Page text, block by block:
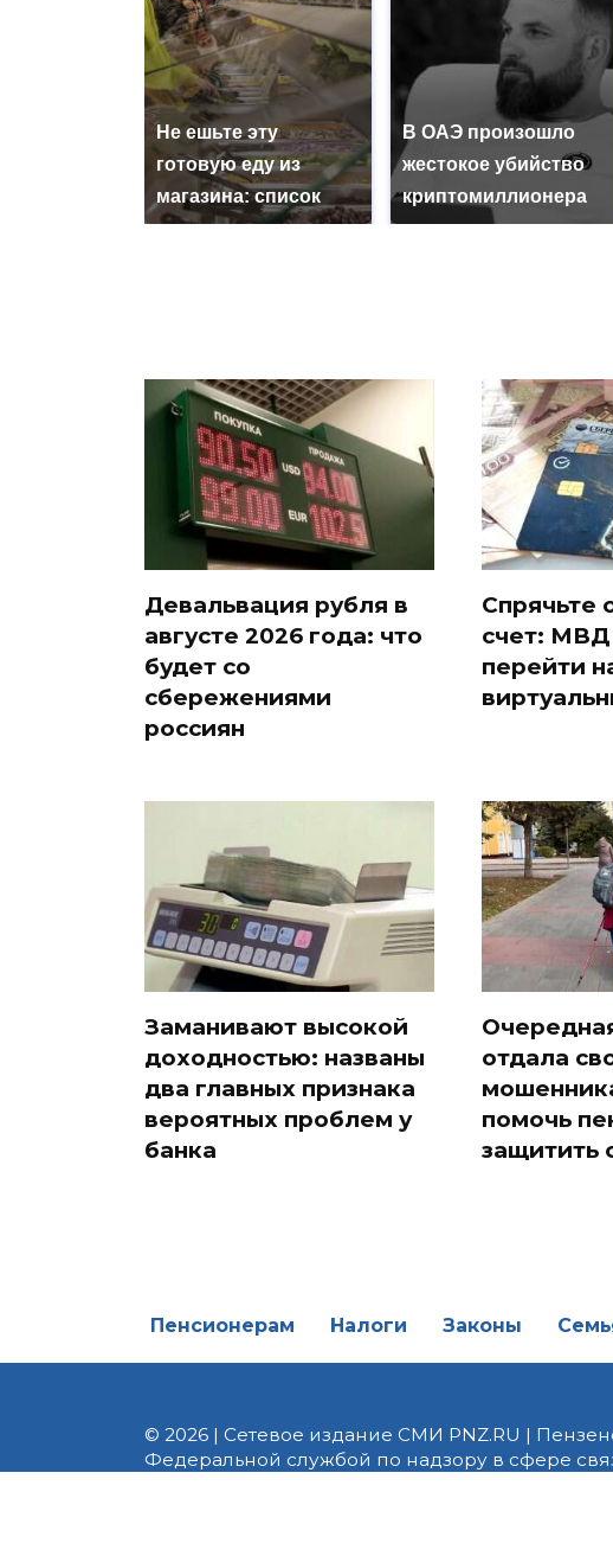
Не ешьте эту
готовую еду из
магазина: список
В ОАЭ произошло
жестокое убийство
криптомиллионера
Девальвация рубля в
августе 2026 года: что
будет со
сбережениями
россиян
Спрячьте
счет: МВД
перейти
Заманивают высокой
доходностью: названы
два главных признака
вероятных проблем у
банка
отдала
помочь
защитить
Пенсионерам Налоги Законы
© 2026 | Сетевое издание СМИ PNZ.RU |
Федеральной службой по надзору в сфере